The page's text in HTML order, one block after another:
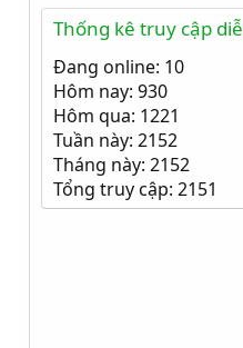
Thống kê truy cập
Đang online: 10
Hôm nay: 930
Hôm qua: 1221
Tuần này: 2152
Tháng này: 2152
Tổng truy cập: 2151